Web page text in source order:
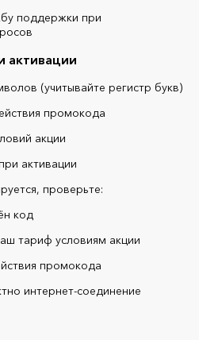
поддержки при
активации
(учитывайте регистр букв)
промокода
акции
активации
проверьте:
код
тариф условиям акции
промокода
интернет-соединение